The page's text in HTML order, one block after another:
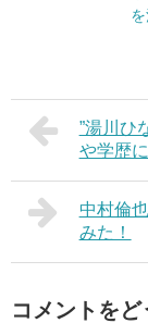
”湯川ひ
や学歴
中村倫
みた！
コメントをど